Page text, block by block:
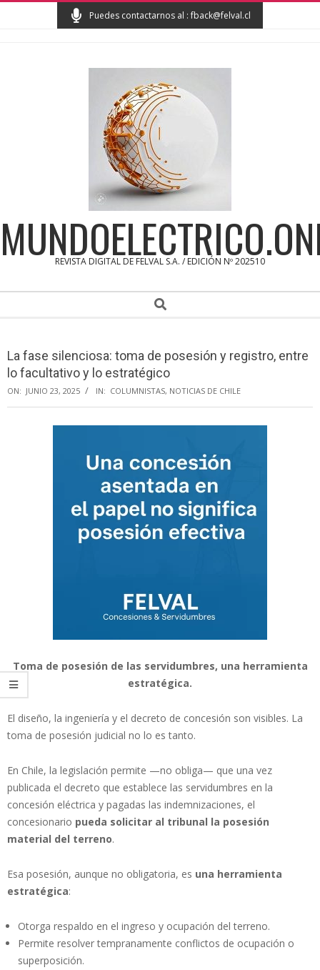
Puedes contactarnos al : fback@felval.cl
REVISTA DIGITAL DE FELVAL S.A. / EDICIÓN Nº 202510
Search
La fase silenciosa: toma de posesión y registro, entre
lo facultativo y lo estratégico
ON: JUNIO 23, 2025 IN: COLUMNISTAS, NOTICIAS DE CHILE
Toma de posesión de las servidumbres, una herramienta
estratégica.
El diseño, la ingeniería y el decreto de concesión son visibles. La
toma de posesión judicial no lo es tanto.
En Chile, la legislación permite —no obliga— que una vez
publicada el decreto que establece las servidumbres en la
concesión eléctrica y pagadas las indemnizaciones, el
concesionario pueda solicitar al tribunal la posesión
material del terreno.
Esa posesión, aunque no obligatoria, es una herramienta
estratégica:
Otorga respaldo en el ingreso y ocupación del terreno.
Permite resolver tempranamente conflictos de ocupación o
superposición.